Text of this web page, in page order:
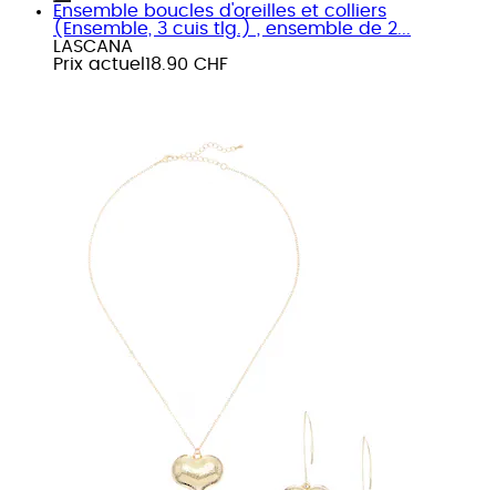
Ensemble boucles d'oreilles et colliers
(Ensemble, 3 cuis tlg.) , ensemble de 2...
LASCANA
Prix actuel 18.90 CHF